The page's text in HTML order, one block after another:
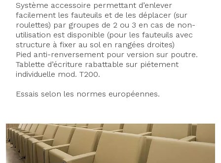
Système accessoire permettant d’enlever
facilement les fauteuils et de les déplacer (sur
roulettes) par groupes de 2 ou 3 en cas de non-
utilisation est disponible (pour les fauteuils avec
structure à fixer au sol en rangées droites)
Pied anti-renversement pour version sur poutre.
Tablette d’écriture rabattable sur piétement
individuelle mod. T200.
Essais selon les normes européennes.